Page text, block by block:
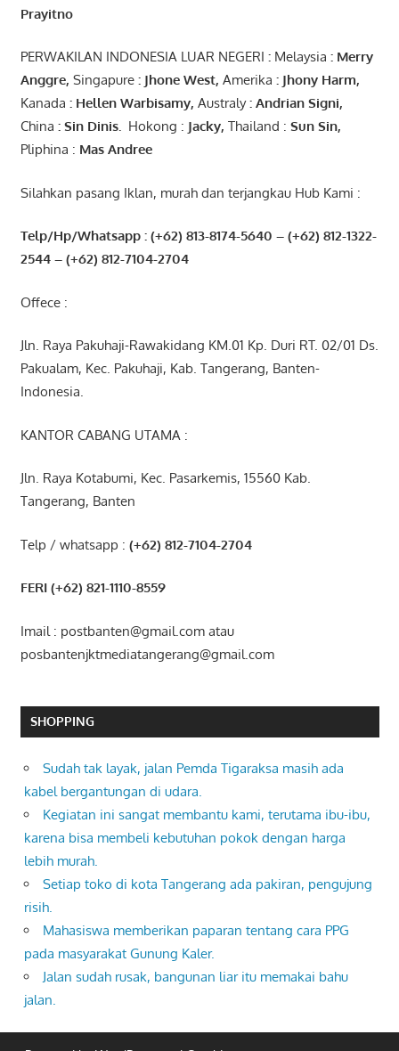
Prayitno
PERWAKILAN INDONESIA LUAR NEGERI : Melaysia : Merry
Anggre, Singapure: JhoneWest, Amerika : JhonyHarm,
Kanada : Hellen Warbisamy, Australy: Andrian Signi,
China : Sin Dinis. Hokong : Jacky, Thailand : Sun Sin,
Pliphina : Mas Andree
Silahkan pasang Iklan, murah dan terjangkau Hub Kami :
Telp/Hp/Whatsapp : (+62) 813-8174-5640 – (+62) 812-1322-
2544– (+62) 812-7104-2704
Offece :
Jln. Raya Pakuhaji-Rawakidang KM.01 Kp. Duri RT. 02/01 Ds.
Pakualam, Kec. Pakuhaji, Kab. Tangerang, Banten-
Indonesia.
KANTOR CABANG UTAMA :
Jln. Raya Kotabumi, Kec. Pasarkemis, 15560 Kab.
Tangerang, Banten
Telp / whatsapp : (+62) 812-7104-2704
FERI (+62) 821-1110-8559
Imail : postbanten@gmail.com atau
posbantenjktmediatangerang@gmail.com
SHOPPING
Sudah tak layak, jalan Pemda Tigaraksa masih ada
kabel bergantungan di udara.
Kegiatan ini sangat membantu kami, terutama ibu-ibu,
karena bisa membeli kebutuhan pokok dengan harga
lebih murah.
Setiap toko di kota Tangerang ada pakiran, pengujung
risih.
Mahasiswa memberikan paparan tentang cara PPG
pada masyarakat Gunung Kaler.
Jalan sudah rusak, bangunan liar itu memakai bahu
jalan.